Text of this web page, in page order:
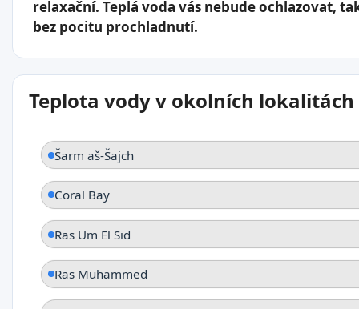
relaxační. Teplá voda vás nebude ochlazovat,
bez pocitu prochladnutí.
Teplota vody v okolních lokalitách
Šarm aš-Šajch
Coral Bay
Ras Um El Sid
Ras Muhammed